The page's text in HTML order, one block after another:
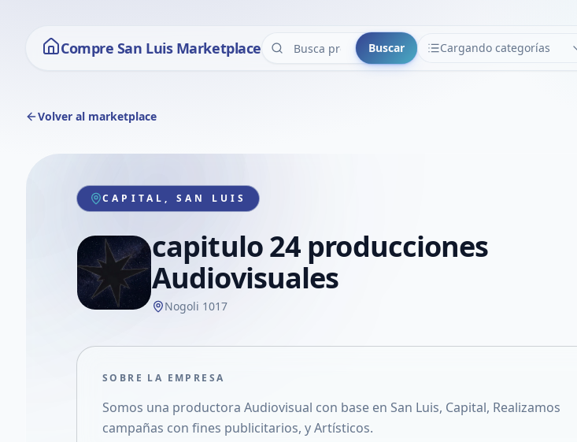
Compre San Luis Marketplace Buscar Cargando categorías
CATEGORÍAS
Volver al marketplace
CAPITAL, SAN LUIS
capitulo 24 producciones
Audiovisuales
Nogoli 1017
SOBRE LA EMPRESA
Somos una productora Audiovisual con base en San Luis, Capital, Realizamos
campañas con fines publicitarios, y Artísticos.